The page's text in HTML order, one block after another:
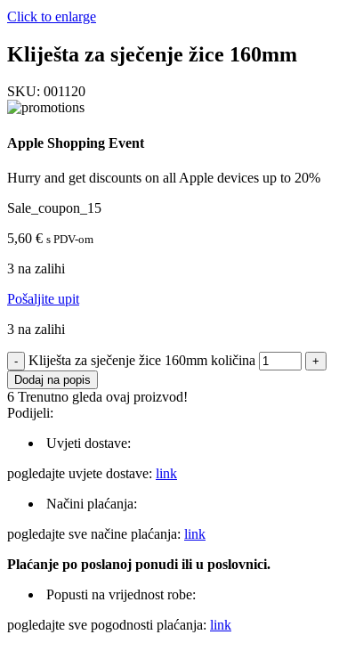
Click to enlarge
Kliješta za sječenje žice 160mm
SKU: 001120
Apple Shopping Event
Hurry and get discounts on all Apple devices up to 20%
Sale_coupon_15
5,60 € s PDV-om
3 na zalihi
Pošaljite upit
3 na zalihi
Kliješta za sječenje žice 160mm količina
Dodaj na popis
6 Trenutno gleda ovaj proizvod!
Podijeli:
Uvjeti dostave:
pogledajte uvjete dostave: link
Načini plaćanja:
pogledajte sve načine plaćanja: link
Plaćanje po poslanoj ponudi ili u poslovnici.
Popusti na vrijednost robe:
pogledajte sve pogodnosti plaćanja: link